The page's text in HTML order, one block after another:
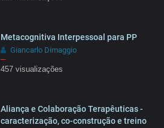
Metacognitiva Interpessoal para PP
Giancarlo Dimaggio
–
457 visualizações
Aliança e Colaboração Terapêuticas -
caracterização, co-construção e treino